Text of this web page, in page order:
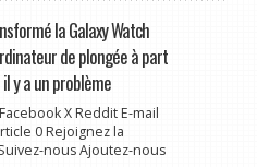
la Galaxy Watch
de plongée à part
y a un problème
X Reddit E-mail
0 Rejoignez la
nous Ajoutez-nous